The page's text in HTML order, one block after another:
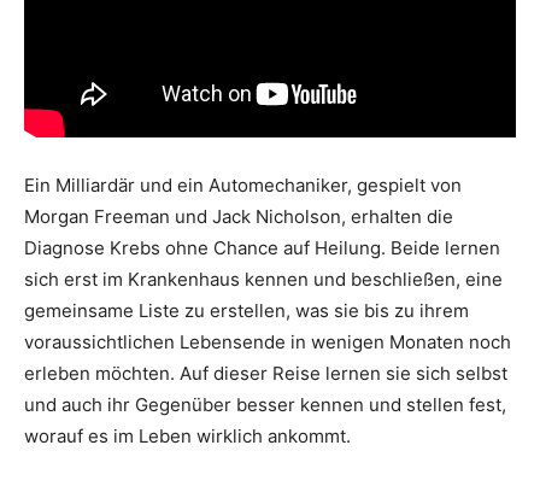
Ein Milliardär und ein Automechaniker, gespielt von
Morgan Freeman und Jack Nicholson, erhalten die
Diagnose Krebs ohne Chance auf Heilung. Beide lernen
sich erst im Krankenhaus kennen und beschließen, eine
gemeinsame Liste zu erstellen, was sie bis zu ihrem
voraussichtlichen Lebensende in wenigen Monaten noch
erleben möchten. Auf dieser Reise lernen sie sich selbst
und auch ihr Gegenüber besser kennen und stellen fest,
worauf es im Leben wirklich ankommt.